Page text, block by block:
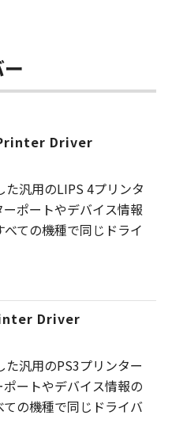
Driver
汎用のLIPS 4プリンタ
ポートやデバイス情報
ての機種で同じドライ
Driver
汎用のPS3プリンター
ートやデバイス情報の
の機種で同じドライバ